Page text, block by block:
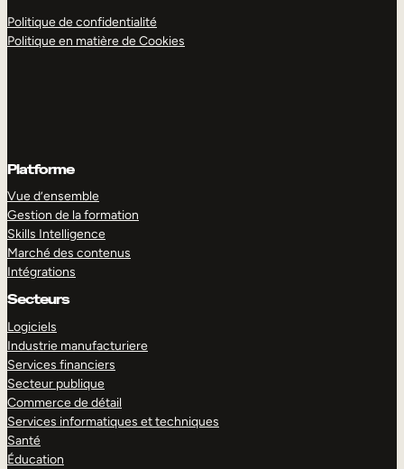
Politique de confidentialité
Politique en matière de Cookies
Platforme
Vue d’ensemble
Gestion de la formation
Skills Intelligence
Marché des contenus
Intégrations
Secteurs
Logiciels
Industrie manufacturiere
Services financiers
Secteur publique
Commerce de détail
Services informatiques et techniques
Santé
Éducation